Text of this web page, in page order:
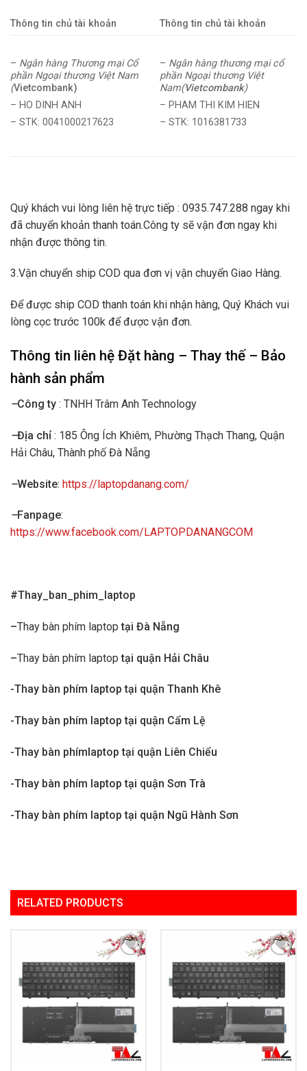
Thông tin chủ tài khoản Thông tin chủ tài khoản
– Ngân hàng Thương mại Cổ
phần Ngoại thương Việt Nam
(Vietcombank)
– HO DINH ANH
– STK: 0041000217623
– Ngân hàng thương mại cổ
phần Ngoại thương Việt
Nam(Vietcombank)
– PHAM THI KIM HIEN
– STK: 1016381733
Quý khách vui lòng liên hệ trực tiếp : 0935.747.288 ngay khi
đã chuyển khoản thanh toán.Công ty sẽ vận đơn ngay khi
nhận được thông tin.
3.Vận chuyển ship COD qua đơn vị vận chuyển Giao Hàng.
Để được ship COD thanh toán khi nhận hàng, Quý Khách vui
lòng cọc trước 100k để được vận đơn.
Thông tin liên hệ Đặt hàng – Thay thế – Bảo
hành sản phẩm
–Công ty : TNHH Trâm Anh Technology
–Địa chỉ : 185 Ông Ích Khiêm, Phường Thạch Thang, Quận
Hải Châu, Thành phố Đà Nẵng
–Website: https://laptopdanang.com/
–Fanpage:
https://www.facebook.com/LAPTOPDANANGCOM
#Thay_ban_phim_laptop
–Thay bàn phím laptoptại Đà Nẵng
–Thay bàn phím laptop tại quận Hải Châu
-Thay bàn phím laptop tại quận Thanh Khê
-Thay bàn phím laptop tại quận Cẩm Lệ
-Thay bàn phímlaptop tại quận Liên Chiểu
-Thay bàn phím laptop tại quận Sơn Trà
-Thay bàn phím laptop tại quận Ngũ Hành Sơn
RELATED PRODUCTS
Add to
Wishlist
Add to
Wishlist